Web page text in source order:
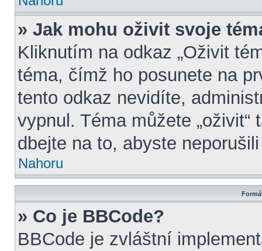
» Jak mohu oživit svoje
Kliknutím na odkaz „Oživit
téma, čímž ho posunete na
tento odkaz nevidíte,
vypnul. Téma můžete
dbejte na to, abyste
Nahoru
» Co je BBCode?
BBCode je zvláštní